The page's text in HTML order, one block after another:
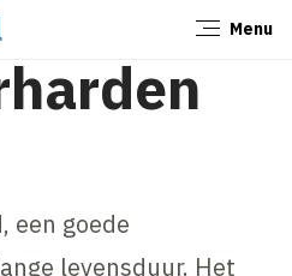
Menu
een goede
levensduur. Het
Sluiten